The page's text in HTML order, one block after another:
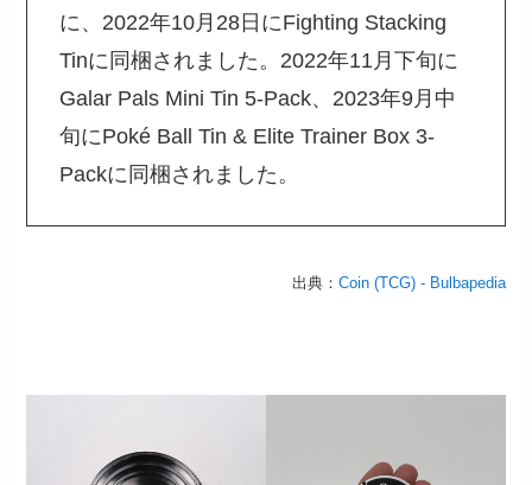
に、2022年10月28日にFighting Stacking
Tinに同梱されました。2022年11月下旬に
Galar Pals Mini Tin 5-Pack、2023年9月中
旬にPoké Ball Tin & Elite Trainer Box 3-
Packに同梱されました。
出典： Coin (TCG) - Bulbapedia